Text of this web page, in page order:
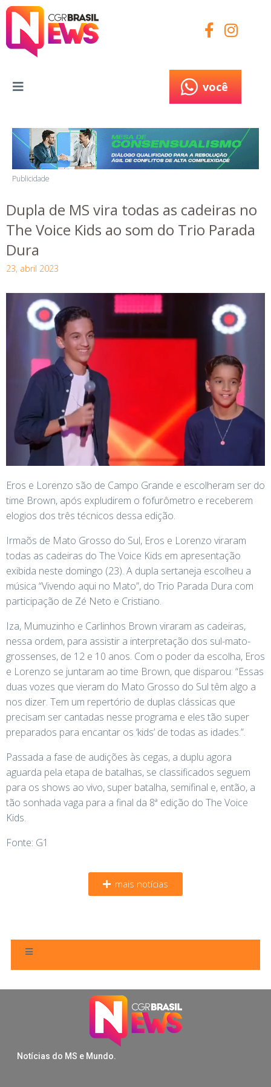
você
Publicidade
Dupla de MS vira todas as cadeiras no
The Voice Kids ao som do Trio Parada
Dura
23, abril 2023
Eros e Lorenzo são de Campo Grande e escolheram ser do
time Brown, após expludirem o fofurômetro e receberem
elogios dos três técnicos dessa edição.
Irmaõs de Mato Grosso do Sul, Eros e Lorenzo viraram
todas as cadeiras do The Voice Kids em apresentação
exibida neste domingo (23). A dupla sertaneja escolheu a
música “Vivendo aqui no Mato”, do Trio Parada Dura com
participação de Zé Neto e Cristiano.
Iza, Mumuzinho e Carlinhos Brown viraram as cadeiras,
nessa ordem, para assistir a interpretação dos sul-mato-
grossenses, de 12 e 10 anos. Com o poder da escolha, Eros
e Lorenzo se juntaram ao time Brown, que disparou: “Essas
duas vozes que vieram do Mato Grosso do Sul têm algo a
nos dizer. Tem um repertório de duplas clássicas que
precisam ser cantadas nesse programa e eles tão super
preparados para encantar os ‘kids’ de todas as idades.”.
Passada a fase de audições às cegas, a duplu agora
aguarda pela etapa de batalhas, se classificados seguem
para os shows ao vivo, super batalha, semifinal e, então, a
tão sonhada vaga para a final da 8ª edição do The Voice
Kids.
Fonte: G1
mais notícias
Notícias do MS e Mundo.